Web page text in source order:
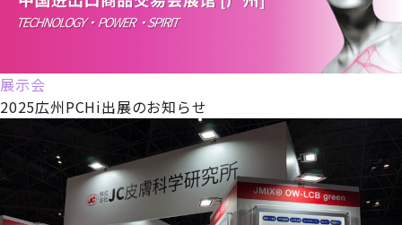
展示会
2025広州PCHi出展のお知らせ